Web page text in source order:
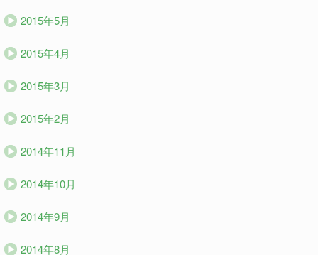
2015年5月
2015年4月
2015年3月
2015年2月
2014年11月
2014年10月
2014年9月
2014年8月